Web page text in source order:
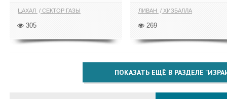
ЦАХАЛ СЕКТОР ГАЗЫ
305
ЛИВАН ХИЗБАЛЛА
269
ПОКАЗАТЬ ЕЩЁ В РАЗДЕЛЕ